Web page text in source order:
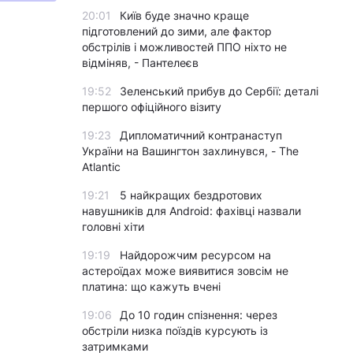
20:01
Київ буде значно краще
підготовлений до зими, але фактор
обстрілів і можливостей ППО ніхто не
відміняв, - Пантелеєв
19:52
Зеленський прибув до Сербії: деталі
першого офіційного візиту
19:23
Дипломатичний контранаступ
України на Вашингтон захлинувся, - The
Atlantic
19:21
5 найкращих бездротових
навушників для Android: фахівці назвали
головні хіти
19:19
Найдорожчим ресурсом на
астероїдах може виявитися зовсім не
платина: що кажуть вчені
19:06
До 10 годин спізнення: через
обстріли низка поїздів курсують із
затримками